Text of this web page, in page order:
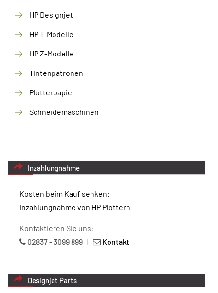
HP Designjet
HP T-Modelle
HP Z-Modelle
Tintenpatronen
Plotterpapier
Schneidemaschinen
Inzahlungnahme
Kosten beim Kauf senken:
Inzahlungnahme von HP Plottern
Kontaktieren Sie uns:
02837 - 3099 899 | Kontakt
Designjet Parts